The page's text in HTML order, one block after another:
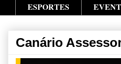
ESPORTES
Canário